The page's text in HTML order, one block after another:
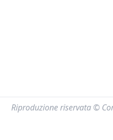
Riproduzione riservata ©